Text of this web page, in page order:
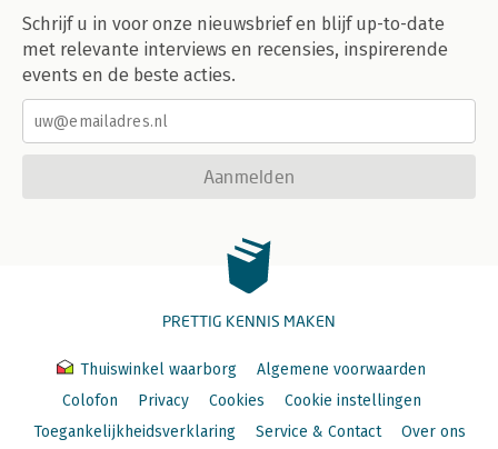
Schrijf u in voor onze nieuwsbrief en blijf up-to-date
met relevante interviews en recensies, inspirerende
events en de beste acties.
Aanmelden
PRETTIG KENNIS MAKEN
Thuiswinkel waarborg
Algemene voorwaarden
Colofon
Privacy Cookies
Cookie instellingen
Toegankelijkheidsverklaring
Service & Contact Over ons